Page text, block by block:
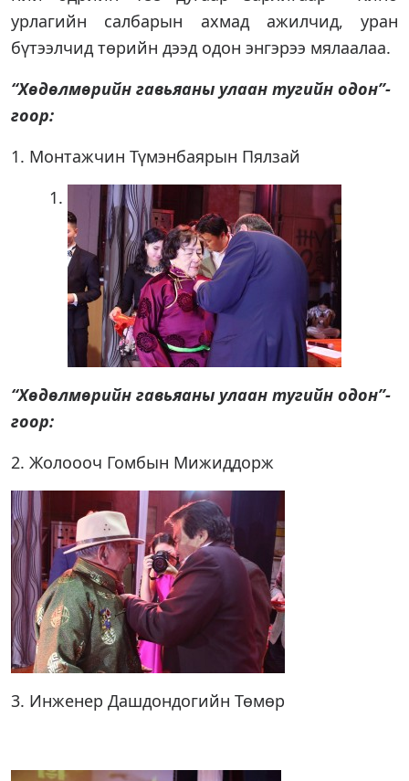
урлагийн салбарын ахмад ажилчид, уран
бүтээлчид төрийн дээд одон энгэрээ мялаалаа.
“Хөдөлмөрийн гавьяаны улаан тугийн одон”-
гоор:
1. Монтажчин Түмэнбаярын Пялзай
“Хөдөлмөрийн гавьяаны улаан тугийн одон”-
гоор:
2. Жолоооч Гомбын Мижиддорж
3. Инженер Дашдондогийн Төмөр